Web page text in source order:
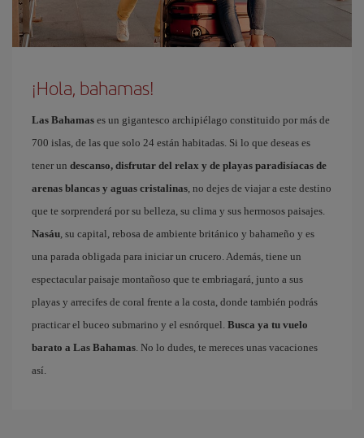
¡Hola, bahamas!
Las Bahamas es un gigantesco archipiélago constituido por más de
700 islas, de las que solo 24 están habitadas. Si lo que deseas es
tener un descanso, disfrutar del relax y de playas paradisíacas de
arenas blancas y aguas cristalinas , no dejes de viajar a este destino
que te sorprenderá por su belleza, su clima y sus hermosos paisajes.
Nasáu , su capital, rebosa de ambiente británico y bahameño y es
una parada obligada para iniciar un crucero. Además, tiene un
espectacular paisaje montañoso que te embriagará, junto a sus
playas y arrecifes de coral frente a la costa, donde también podrás
practicar el buceo submarino y el esnórquel. Busca ya tu vuelo
barato a Las Bahamas . No lo dudes, te mereces unas vacaciones
así.